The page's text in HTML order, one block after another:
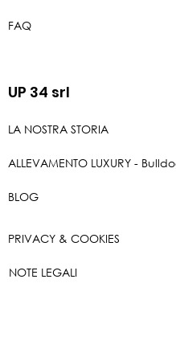
FAQ
UP 34 srl
LA NOSTRA STORIA
ALLEVAMENTO LUXURY -
BLOG
PRIVACY & COOKIES
NOTE LEGALI